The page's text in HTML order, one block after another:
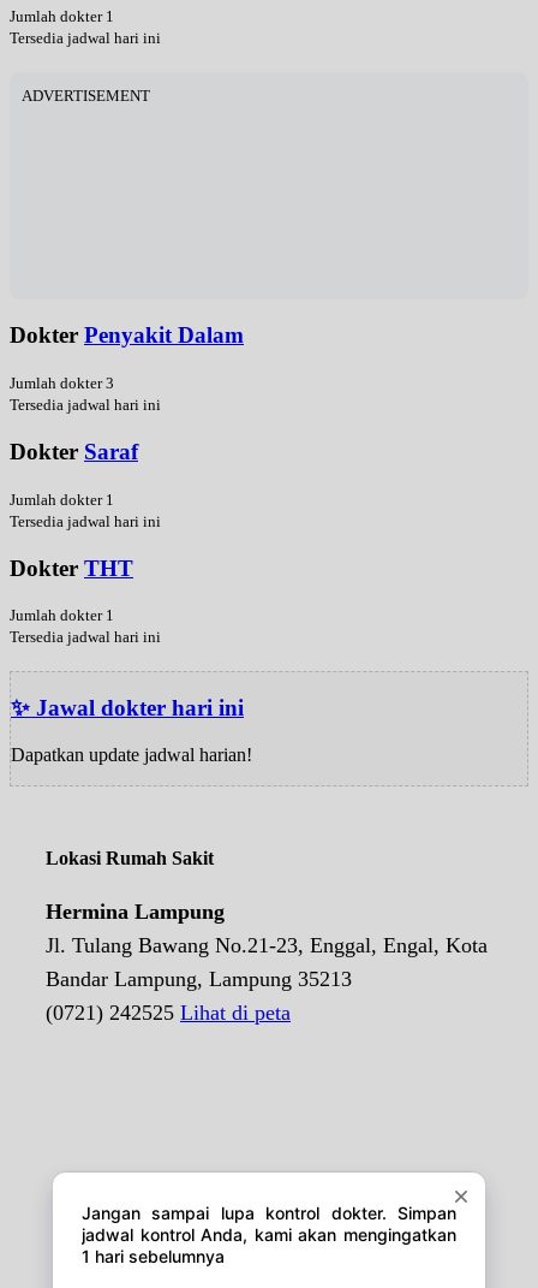
Jumlah dokter 1
Tersedia jadwal hari ini
ADVERTISEMENT
Dokter Penyakit Dalam
Jumlah dokter 3
Tersedia jadwal hari ini
Dokter Saraf
Jumlah dokter 1
Tersedia jadwal hari ini
Dokter THT
Jumlah dokter 1
Tersedia jadwal hari ini
✨ Jawal dokter hari ini
Dapatkan update jadwal harian!
Lokasi Rumah Sakit
Hermina Lampung
Jl. Tulang Bawang No.21-23, Enggal, Engal, Kota
Bandar Lampung, Lampung 35213
(0721) 242525 Lihat di peta